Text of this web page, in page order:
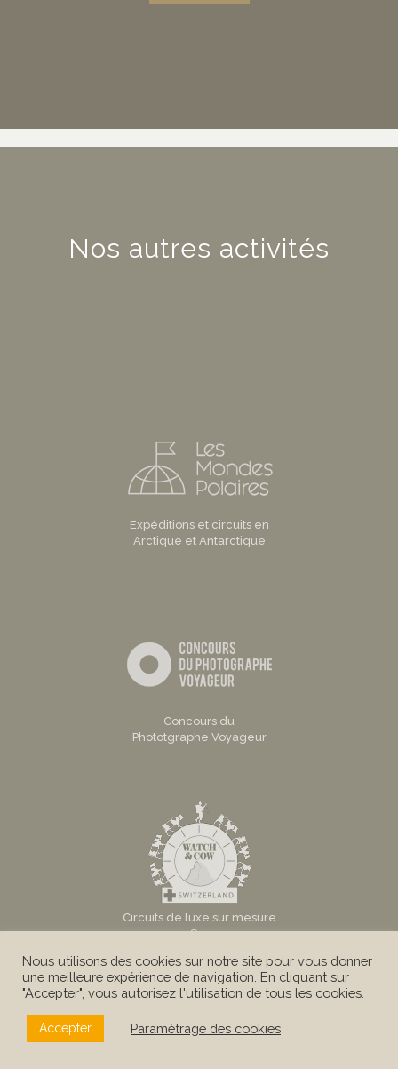
Nos autres activités
Expéditions et circuits en
Arctique et Antarctique
Concours du
Phototgraphe Voyageur
Circuits de luxe sur mesure
en Suisse
© Au Tigre Vanillé Sàrl -Mentions légales
Nous utilisons des cookies sur notre site pour vous donner
une meilleure expérience de navigation. En cliquant sur
"Accepter", vous autorisez l'utilisation de tous les cookies.
Accepter Paramétrage des cookies